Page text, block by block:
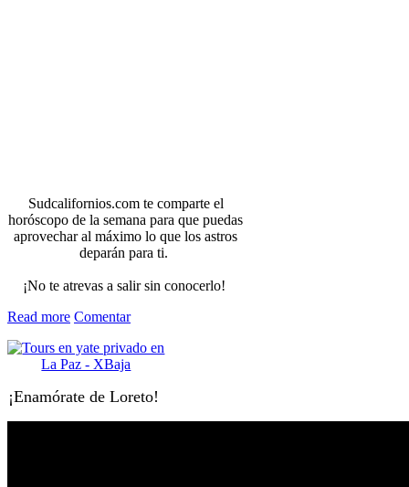
Sudcalifornios.com te comparte el
horóscopo de la semana para que puedas
aprovechar al máximo lo que los astros
deparán para ti.
¡No te atrevas a salir sin conocerlo!
Read more Comentar
¡Enamórate de Loreto!